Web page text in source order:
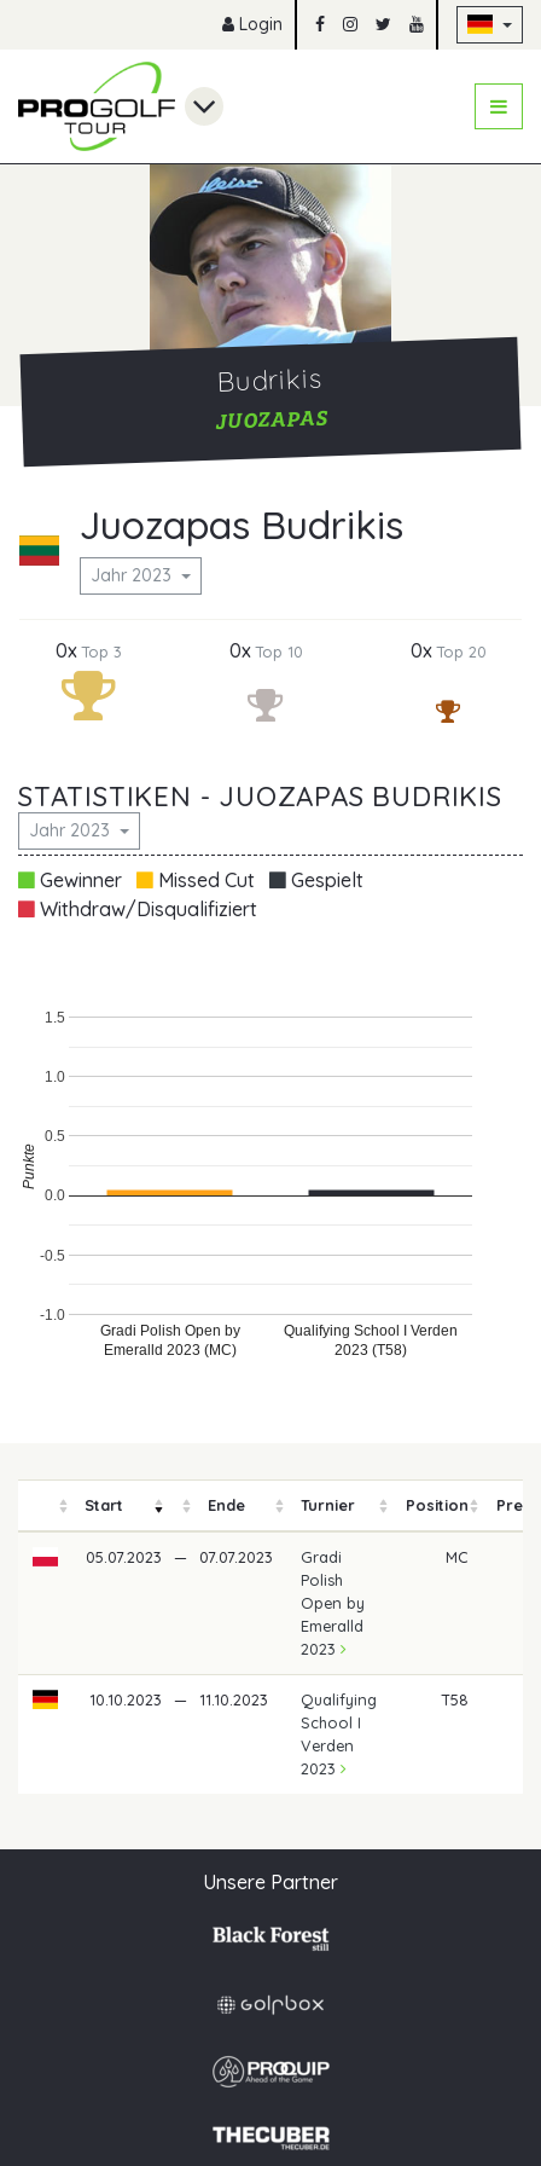
Login
Budrikis
JUOZAPAS
Juozapas Budrikis
Jahr 2023
0xTop 3 0xTop 10 0xTop 20
STATISTIKEN - JUOZAPAS BUDRIKIS
Jahr 2023
Gewinner Missed Cut
Gespielt
Withdraw/Disqualifiziert
Gradi Polish Open by
Emeralld 2023 (MC)
Qualifying School I Verden
2023 (T58)
-1.0
-0.5
0.0
0.5
1.0
1.5
Punkte
Start Ende Turnier Position
05.07.2023 — 07.07.2023
Gradi
Polish
Open by
Emeralld
2023
MC
10.10.2023 — 11.10.2023
Qualifying
School I
Verden
2023
T58
Unsere Partner